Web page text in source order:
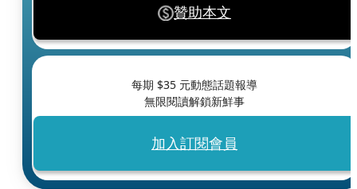
贊助本文
每期 $35 元動態話題報導
無限閱讀解鎖新鮮事
加入訂閱會員